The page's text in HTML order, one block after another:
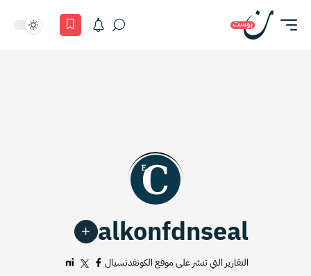
alkonfdnseal
التقارير التي تنشر على موقع الكونفدنسيال